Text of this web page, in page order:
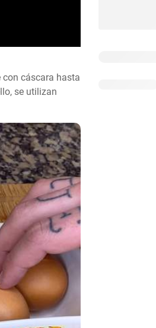
con cáscara hasta
se utilizan